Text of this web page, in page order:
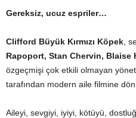
Gereksiz, ucuz espriler…
Clifford Büyük Kırmızı Köpek ,
Rapoport, Stan Chervin, Blaise
özgeçmişi çok etkili olmayan
tarafından modern aile filmine
Aileyi, sevgiyi, iyiyi, kötüyü,